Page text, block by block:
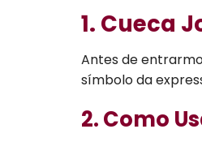
1. Cueca
Antes de
símbolo da
2. Como